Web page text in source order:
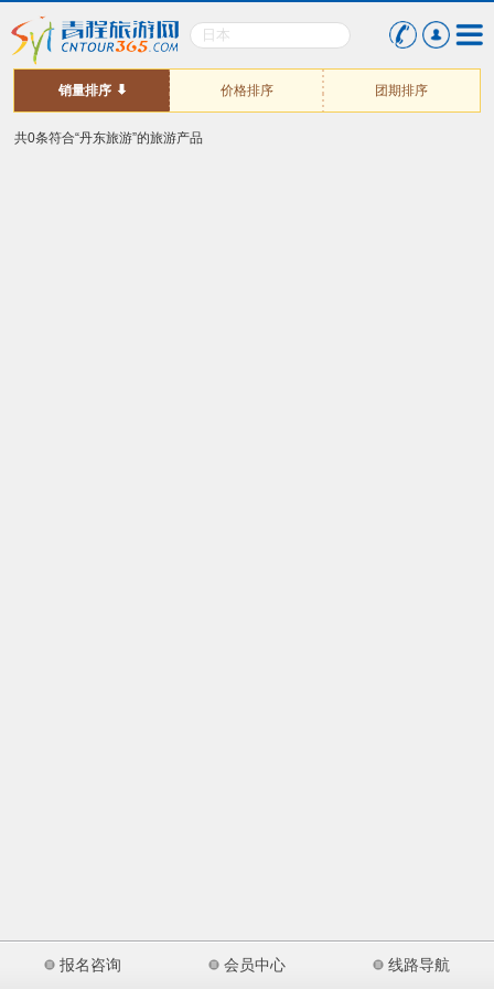
销量排序 价格排序 团期排序
共0条符合“丹东旅游”的旅游产品
报名咨询 会员中心 线路导航